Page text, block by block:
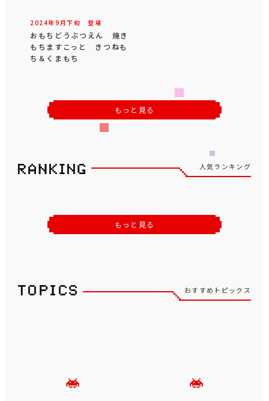
2024年9 月下旬 登場
おもちどうぶつえん 焼き
もちますこっと きつねも
ち＆くまもち
もっと見る
人気ランキング
もっと見る
おすすめトピックス